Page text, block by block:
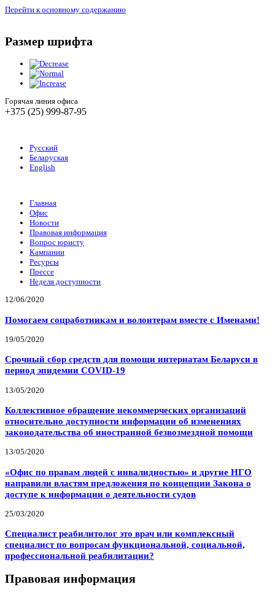
Перейти к основному содержанию
Размер шрифта
Горячая линия офиса
+375 (25) 999-87-95
Русский
Беларуская
English
Главная
Офис
Новости
Правовая информация
Вопрос юристу
Кампании
Ресурсы
Прессе
Неделя доступности
12/06/2020
Помогаем соцработникам и волонтерам вместе с Именами!
19/05/2020
Срочный сбор средств для помощи интернатам Беларуси в
период эпидемии COVID-19
13/05/2020
Коллективное обращение некоммерческих организаций
относительно доступности информации об изменениях
законодательства об иностранной безвозмездной помощи
13/05/2020
«Офис по правам людей с инвалидностью» и другие НГО
направили властям предложения по концепции Закона о
доступе к информации о деятельности судов
25/03/2020
Специалист реабилитолог это врач или комплексный
специалист по вопросам функциональной, социальной,
профессиональной реабилитации?
Правовая информация